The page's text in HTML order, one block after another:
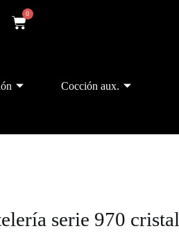
0
Cocción aux.
serie 970 cristal